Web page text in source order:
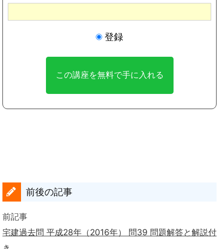
登録
前後の記事
前記事
宅建過去問 平成28年（2016年） 問39 問題解答と解説付